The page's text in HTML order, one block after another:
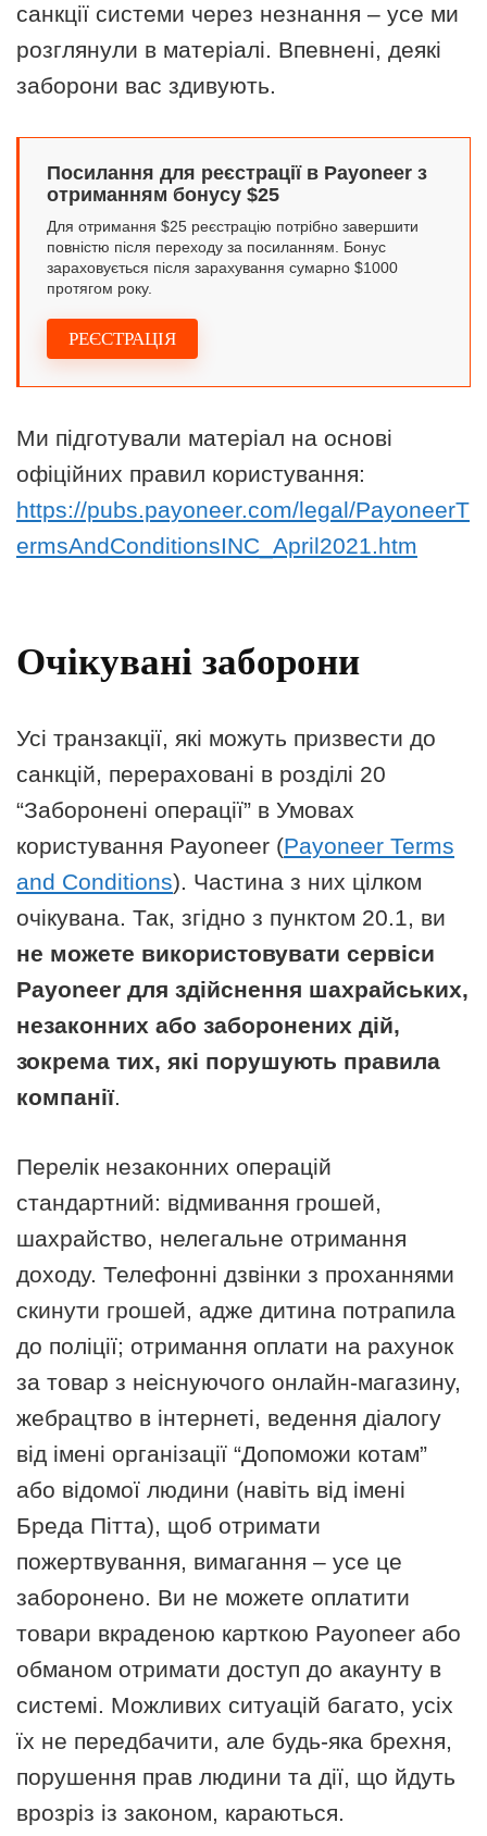
санкції системи через незнання – усе ми
розглянули в матеріалі. Впевнені, деякі
заборони вас здивують.
РЕЄСТРАЦІЯ
Посилання для реєстрації в Payoneer з
отриманням бонусу $25
Для отримання $25 реєстрацію потрібно завершити
повністю після переходу за посиланням. Бонус
зараховується після зарахування сумарно $1000
протягом року.
Ми підготували матеріал на основі
офіційних правил користування:
https://pubs.payoneer.com/legal/PayoneerT
ermsAndConditionsINC_April2021.htm
Очікувані заборони
Усі транзакції, які можуть призвести до
санкцій, перераховані в розділі 20
“Заборонені операції” в Умовах
користування Payoneer (Payoneer Terms
and Conditions). Частина з них цілком
очікувана. Так, згідно з пунктом 20.1, ви
не можете використовувати сервіси
Payoneer для здійснення шахрайських,
незаконних або заборонених дій,
зокрема тих, які порушують правила
компанії.
Перелік незаконних операцій
стандартний: відмивання грошей,
шахрайство, нелегальне отримання
доходу. Телефонні дзвінки з проханнями
скинути грошей, адже дитина потрапила
до поліції; отримання оплати на рахунок
за товар з неіснуючого онлайн-магазину,
жебрацтво в інтернеті, ведення діалогу
від імені організації “Допоможи котам”
або відомої людини (навіть від імені
Бреда Пітта), щоб отримати
пожертвування, вимагання – усе це
заборонено. Ви не можете оплатити
товари вкраденою карткою Payoneer або
обманом отримати доступ до акаунту в
системі. Можливих ситуацій багато, усіх
їх не передбачити, але будь-яка брехня,
порушення прав людини та дії, що йдуть
врозріз із законом, караються.